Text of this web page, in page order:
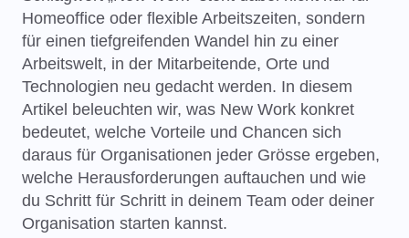
Homeoffice oder flexible Arbeitszeiten, sondern
für einen tiefgreifenden Wandel hin zu einer
Arbeitswelt, in der Mitarbeitende, Orte und
Technologien neu gedacht werden. In diesem
Artikel beleuchten wir, was New Work konkret
bedeutet, welche Vorteile und Chancen sich
daraus für Organisationen jeder Grösse ergeben,
welche Herausforderungen auftauchen und wie
du Schritt für Schritt in deinem Team oder deiner
Organisation starten kannst.